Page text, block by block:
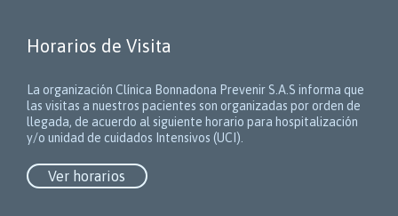
Horarios de Visita
La organización Clínica Bonnadona Prevenir S.A.S informa que
las visitas a nuestros pacientes son organizadas por orden de
llegada, de acuerdo al siguiente horario para hospitalización
y/o unidad de cuidados Intensivos (UCI).
Ver horarios